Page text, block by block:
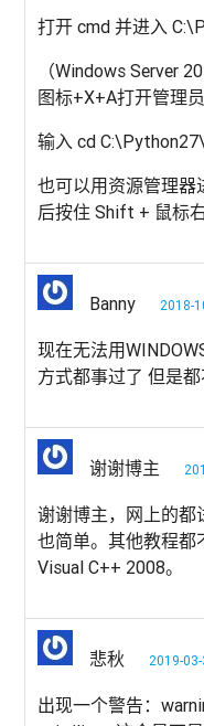
打开 cmd 并进入
（Windows Server
图标+X+A打开管理
输入 cd
也可以用资源管理
后按住 Shift + 鼠标
Banny 2018-
现在无法用
方式都事过了 但是
谢谢博主
谢谢博主，网上的都
也简单。其他教程
Visual C++ 2008。
悲秋 2019-
出现一个警告：